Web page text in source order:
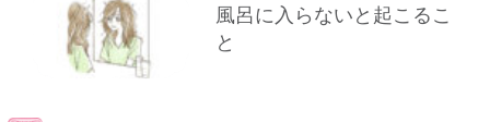
風呂に入らないと起こるこ
と